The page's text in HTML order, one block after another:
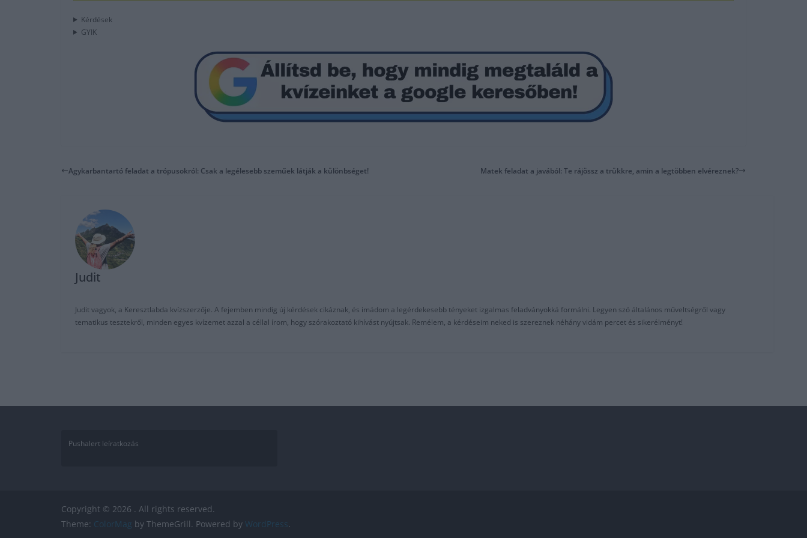
Kérdések
GYIK
Agykarbantartó feladat a trópusokról: Csak a legélesebb szeműek látják a különbséget! Matek feladat a javából: Te rájössz a trükkre, amin a legtöbben elvéreznek?
Judit
Judit vagyok, a Keresztlabda kvízszerzője. A fejemben mindig új kérdések cikáznak, és imádom a legérdekesebb tényeket izgalmas feladványokká formálni. Legyen szó általános műveltségről vagy
tematikus tesztekről, minden egyes kvízemet azzal a céllal írom, hogy szórakoztató kihívást nyújtsak. Remélem, a kérdéseim neked is szereznek néhány vidám percet és sikerélményt!
Pushalert leíratkozás
Copyright © 2026 . All rights reserved.
Theme: ColorMag by ThemeGrill. Powered by WordPress.